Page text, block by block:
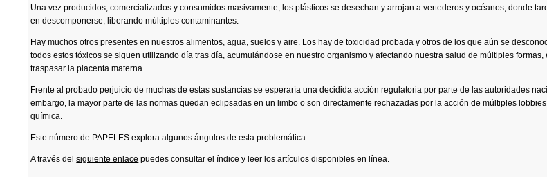
Una vez producidos, comercializados y consumidos masivamente, los plásticos se desechan y arrojan a vertederos y océanos, donde
en descomponerse, liberando múltiples contaminantes.
Hay muchos otros presentes en nuestros alimentos, agua, suelos y aire. Los hay de toxicidad probada y otros de los que aún se
todos estos tóxicos se siguen utilizando día tras día, acumulándose en nuestro organismo y afectando nuestra salud de múltiples
traspasar la placenta materna.
Frente al probado perjuicio de muchas de estas sustancias se esperaría una decidida acción regulatoria por parte de las autoridades
embargo, la mayor parte de las normas quedan eclipsadas en un limbo o son directamente rechazadas por la acción de múltiples
química.
Este número de PAPELES explora algunos ángulos de esta problemática.
A través delsiguiente enlace puedes consultar el índice y leer los artículos disponibles en línea.